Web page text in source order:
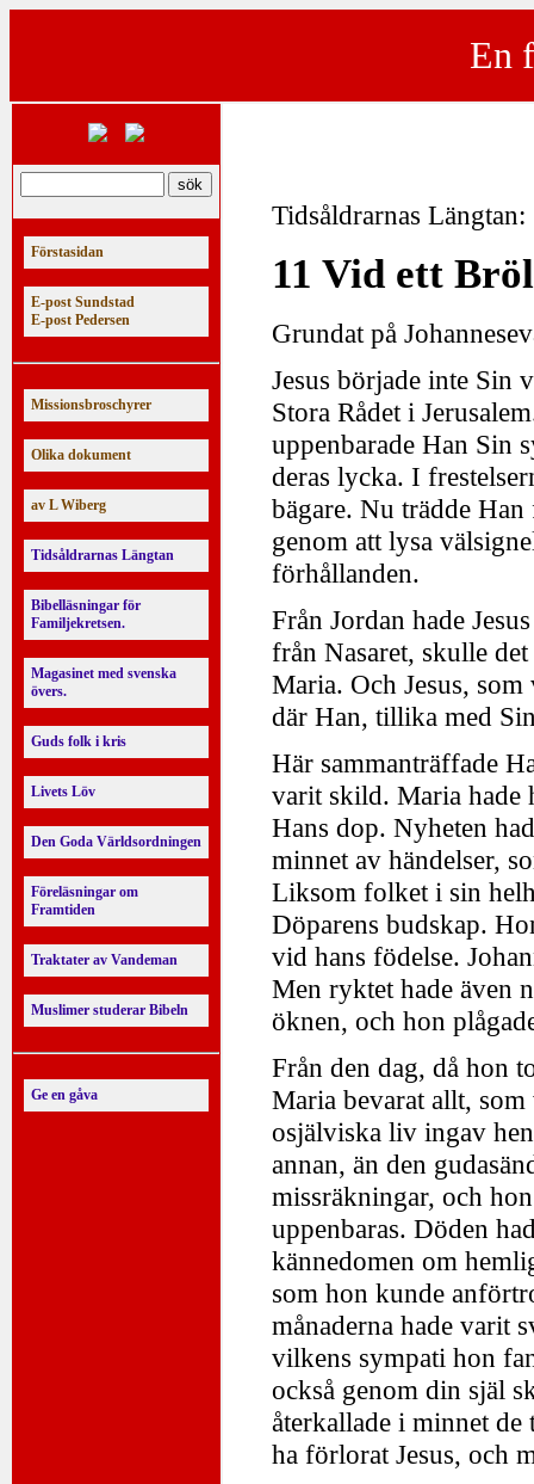
En
Förstasidan
E-post Sundstad
E-post Pedersen
Missionsbroschyrer
Olika dokument
av L Wiberg
Tidsåldrarnas Längtan
Bibelläsningar för
Familjekretsen.
Magasinet med svenska
övers.
Guds folk i kris
Livets Löv
Den Goda Världsordningen
Föreläsningar om
Framtiden
Traktater av Vandeman
Muslimer studerar Bibeln
Ge en gåva
Tidsåldrarnas Längtan:
11 Vid ett
Grundat på
Jesus började inte Sin
Stora Rådet i
uppenbarade Han Sin
deras lycka. I
bägare. Nu trädde
genom att lysa
förhållanden.
Från Jordan hade
från Nasaret, skulle
Maria. Och Jesus,
där Han, tillika med
Här sammanträffade
varit skild. Maria hade
Hans dop. Nyheten
minnet av händelser,
Liksom folket i sin
Döparens budskap.
vid hans födelse.
Men ryktet hade även
öknen, och hon
Från den dag, då hon
Maria bevarat allt, som
osjälviska liv ingav
annan, än den
missräkningar, och
uppenbaras. Döden
kännedomen om
som hon kunde
månaderna hade varit
vilkens sympati hon
också genom din själ
återkallade i minnet
ha förlorat Jesus, och